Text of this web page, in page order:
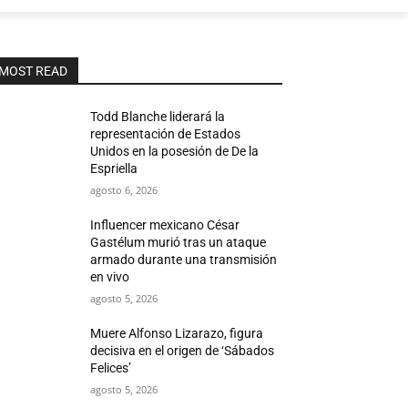
MOST READ
Todd Blanche liderará la
representación de Estados
Unidos en la posesión de De la
Espriella
agosto 6, 2026
Influencer mexicano César
Gastélum murió tras un ataque
armado durante una transmisión
en vivo
agosto 5, 2026
Muere Alfonso Lizarazo, figura
decisiva en el origen de ‘Sábados
Felices’
agosto 5, 2026